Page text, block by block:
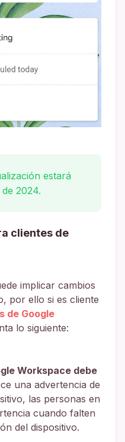
estará
2024.
clientes de
implicar cambios
por ello si es cliente
de Google
lo siguiente:
Workspace debe
una advertencia de
las personas en
cuando falten
del dispositivo.